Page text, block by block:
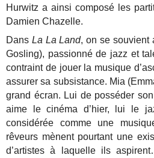
Hurwitz a ainsi composé les
Damien Chazelle.
Dans La La Land, on se souvient
Gosling), passionné de jazz et
contraint de jouer la musique
assurer sa subsistance. Mia
grand écran. Lui de posséder
aime le cinéma d’hier, lui le
considérée comme une
rêveurs mènent pourtant une
d’artistes à laquelle ils